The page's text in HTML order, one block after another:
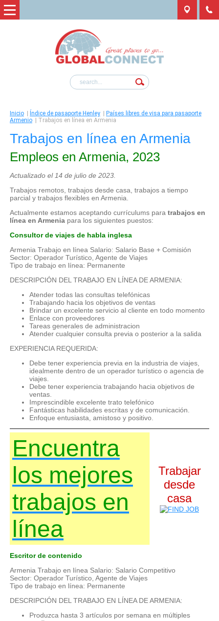
Inicio Índice de pasaporte Henley
Países libres de visa para pasaporte
Armenio
Trabajos en línea en Armenia
Trabajos en línea en Armenia
Empleos en Armenia, 2023
Actualizado el 14 de julio de 2023.
Trabajos remotos, trabajos desde casa, trabajos a tiempo
parcial y trabajos flexibles en Armenia.
Actualmente estamos aceptando currículums para trabajos en
línea en Armenia para los siguientes puestos:
Consultor de viajes de habla inglesa
Armenia Trabajo en línea Salario: Salario Base + Comisión
Sector: Operador Turístico, Agente de Viajes
Tipo de trabajo en línea: Permanente
DESCRIPCIÓN DEL TRABAJO EN LÍNEA DE ARMENIA:
Atender todas las consultas telefónicas
Trabajando hacia los objetivos de ventas
Brindar un excelente servicio al cliente en todo momento
Enlace con proveedores
Tareas generales de administracion
Atender cualquier consulta previa o posterior a la salida
EXPERIENCIA REQUERIDA:
Debe tener experiencia previa en la industria de viajes,
idealmente dentro de un operador turístico o agencia de
viajes.
Debe tener experiencia trabajando hacia objetivos de
ventas.
Imprescindible excelente trato telefónico
Fantásticas habilidades escritas y de comunicación.
Enfoque entusiasta, amistoso y positivo.
Encuentra
los mejores
trabajos en
línea
Trabajar
desde
casa
Escritor de contenido
Armenia Trabajo en línea Salario: Salario Competitivo
Sector: Operador Turístico, Agente de Viajes
Tipo de trabajo en línea: Permanente
DESCRIPCIÓN DEL TRABAJO EN LÍNEA DE ARMENIA:
Produzca hasta 3 artículos por semana en múltiples